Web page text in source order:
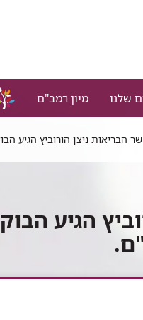
שלנו מיון רמב"ם
שר הבריאות ניצן הורוביץ הגיע
הגיע